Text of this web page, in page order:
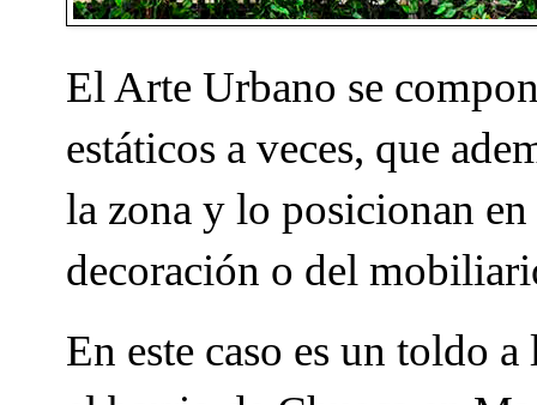
El Arte Urbano se
estáticos a veces, que
la zona y lo posicionan
decoración o del
En este caso es un toldo